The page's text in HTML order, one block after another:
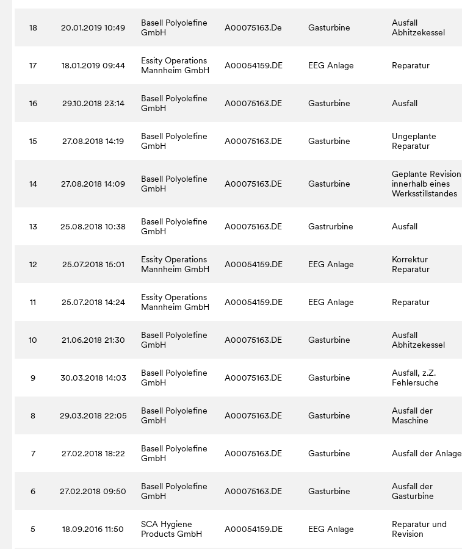
18 20.01.2019 10:49
Basell Polyolefine
GmbH
A00075163.De Gasturbine
Ausfall
Abhitzekessel
17 18.01.2019 09:44
Essity Operations
Mannheim GmbH
A00054159.DE EEG Anlage Reparatur
16 29.10.2018 23:14
Basell Polyolefine
GmbH
A00075163.DE Gasturbine Ausfall
15 27.08.2018 14:19
Basell Polyolefine
GmbH
A00075163.DE Gasturbine
Ungeplante
Reparatur
14 27.08.2018 14:09
Basell Polyolefine
GmbH
A00075163.DE Gasturbine
Geplante Revision
innerhalb eines
Werksstillstandes
13 25.08.2018 10:38
Basell Polyolefine
GmbH
A00075163.DE Gastrurbine Ausfall
12 25.07.2018 15:01
Essity Operations
Mannheim GmbH
A00054159.DE EEG Anlage
Korrektur
Reparatur
11 25.07.2018 14:24
Essity Operations
Mannheim GmbH
A00054159.DE EEG Anlage Reparatur
10 21.06.2018 21:30
Basell Polyolefine
GmbH
A00075163.DE Gasturbine
Ausfall
Abhitzekessel
9 30.03.2018 14:03
Basell Polyolefine
GmbH
A00075163.DE Gasturbine
Ausfall, z.Z.
Fehlersuche
8 29.03.2018 22:05
Basell Polyolefine
GmbH
A00075163.DE Gasturbine
Ausfall der
Maschine
7 27.02.2018 18:22
Basell Polyolefine
GmbH
A00075163.DE Gasturbine Ausfall der Anlage
6 27.02.2018 09:50
Basell Polyolefine
GmbH
A00075163.DE Gasturbine
Ausfall der
Gasturbine
5 18.09.2016 11:50
SCA Hygiene
Products GmbH
A00054159.DE EEG Anlage
Reparatur und
Revision